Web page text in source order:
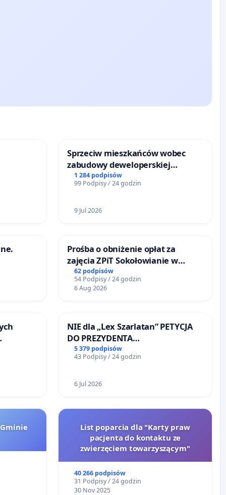
Sprzeciw mieszkańców wobec
zabudowy deweloperskiej
terenow zielonych w rejonie
Bulwarów Straceńskich w Bielsku-
1 284 podpisów
99 Podpisy / 24 godzin
9 Jul 2026
Prośba o obniżenie opłat za
zajęcia ZPiT Sokołowianie w
Sokołowskim Ośrodku Kultury
62 podpisów
54 Podpisy / 24 godzin
6 Aug 2026
NIE dla „Lex Szarlatan” PETYCJA
DO PREZYDENTA
RZECZYPOSPOLITEJ POLSKIEJ
5 379 podpisów
43 Podpisy / 24 godzin
6 Jul 2026
List poparcia dla "Karty praw
pacjenta do kontaktu ze
zwierzęciem towarzyszącym"
40 266 podpisów
31 Podpisy / 24 godzin
30 Nov 2025